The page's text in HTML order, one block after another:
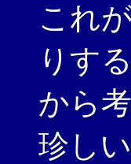
これ
りす
から
珍し